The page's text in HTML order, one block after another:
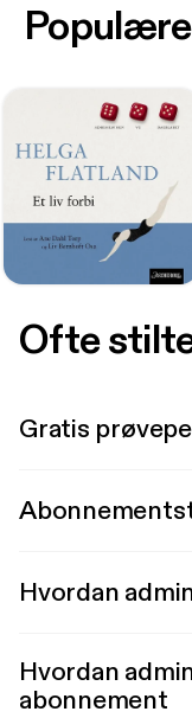
Ofte
Gratis
Hvordan
Hvordan
abonnement